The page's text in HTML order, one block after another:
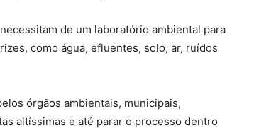
de um laboratório ambiental para
como água, efluentes, solo, ar, ruídos
órgãos ambientais, municipais,
altíssimas e até parar o processo dentro